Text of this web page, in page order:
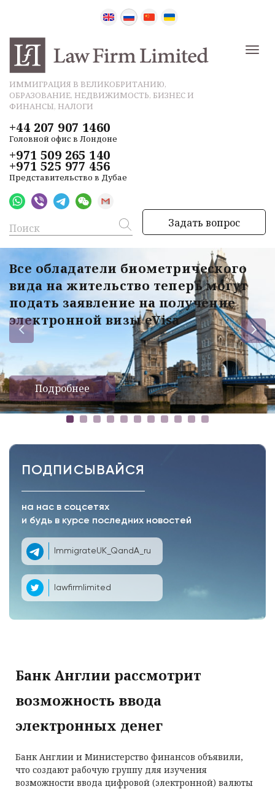
ИММИГРАЦИЯ В ВЕЛИКОБРИТАНИЮ,
ОБРАЗОВАНИЕ, НЕДВИЖИМОСТЬ, БИЗНЕС И
ФИНАНСЫ, НАЛОГИ
+44 207 907 1460
Головной офис в Лондоне
+971 509 265 140
+971 525 977 456
Представительство в Дубае
Задать вопрос
Все обладатели биометрического
вида на жительство теперь могут
подать заявление на получение
электронной визы eVisa
Подробнее
ПОДПИСЫВАЙСЯ
на нас в соцсетях
и будь в курсе последних новостей
ImmigrateUK_QandA_ru
lawfirmlimited
Банк Англии рассмотрит
возможность ввода
электронных денег
Банк Англии и Министерство финансов объявили,
что создают рабочую группу для изучения
возможности ввода цифровой (электронной) валюты